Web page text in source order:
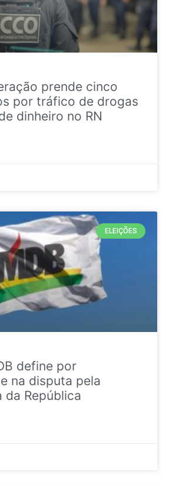
prende cinco
por tráfico de drogas
dinheiro no RN
ELEIÇÕES
define por
na disputa pela
da República